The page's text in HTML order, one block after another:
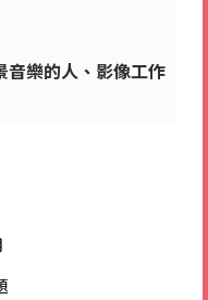
音樂的人、影像工作